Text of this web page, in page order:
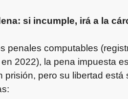
si incumple, irá a la
penales computables
2022), la pena impuesta
pero su libertad está